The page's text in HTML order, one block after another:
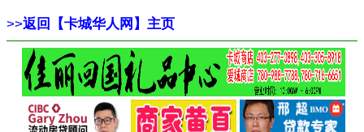
>>返回【卡城华人网】主页